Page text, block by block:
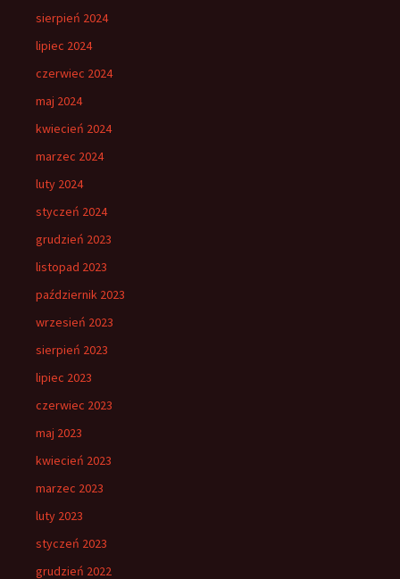
sierpień 2024
lipiec 2024
czerwiec 2024
maj 2024
kwiecień 2024
marzec 2024
luty 2024
styczeń 2024
grudzień 2023
listopad 2023
październik 2023
wrzesień 2023
sierpień 2023
lipiec 2023
czerwiec 2023
maj 2023
kwiecień 2023
marzec 2023
luty 2023
styczeń 2023
grudzień 2022